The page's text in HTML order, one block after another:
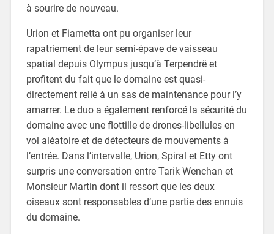
à sourire de nouveau.
Urion et Fiametta ont pu organiser leur
rapatriement de leur semi-épave de vaisseau
spatial depuis Olympus jusqu’à Terpendrë et
profitent du fait que le domaine est quasi-
directement relié à un sas de maintenance pour l’y
amarrer. Le duo a également renforcé la sécurité du
domaine avec une flottille de drones-libellules en
vol aléatoire et de détecteurs de mouvements à
l’entrée. Dans l’intervalle, Urion, Spiral et Etty ont
surpris une conversation entre Tarik Wenchan et
Monsieur Martin dont il ressort que les deux
oiseaux sont responsables d’une partie des ennuis
du domaine.